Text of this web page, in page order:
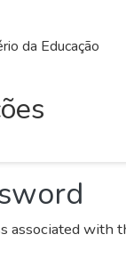
da Educação
associated with